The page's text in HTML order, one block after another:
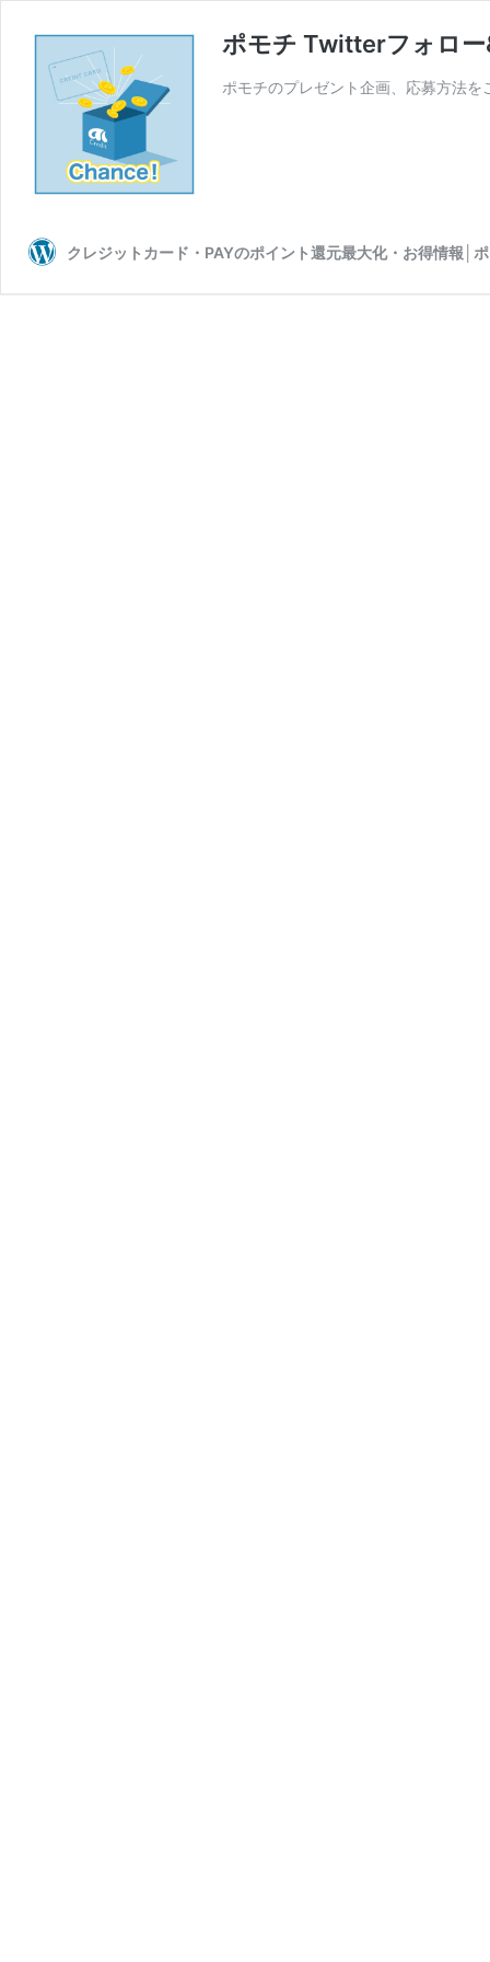
ポモチ Twitterフォロ
ポモチのプレゼント企画、応募方法を
クレジットカード・PAYのポイント還元最大化・お得情報│